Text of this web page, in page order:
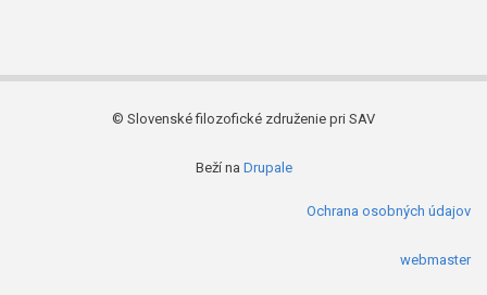
© Slovenské filozofické združenie pri SAV
Beží na Drupale
Ochrana osobných údajov
webmaster